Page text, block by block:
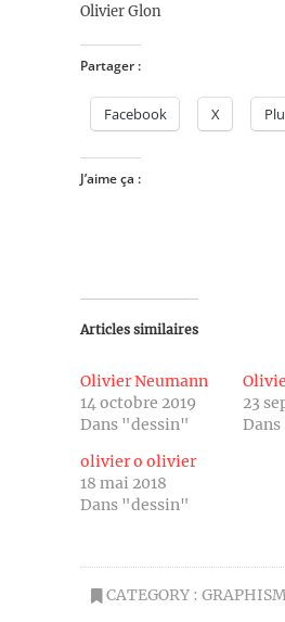
Olivier Glon
Partager :
Facebook X
J’aime ça :
Articles similaires
Olivier Neumann
14 octobre 2019
Dans "dessin"
23
olivier o olivier
18 mai 2018
Dans "dessin"
CATEGORY :